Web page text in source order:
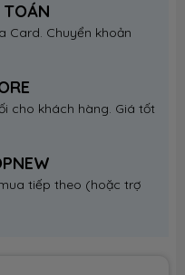
Card. Chuyển khoản
cho khách hàng. Giá tốt
tiếp theo (hoặc trợ